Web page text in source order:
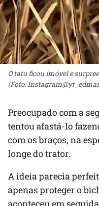
O tatu ficou imóvel e
(Foto:
Preocupado com a
tentou afastá-lo
com os braços, na
longe do trator.
A ideia parecia
apenas proteger o